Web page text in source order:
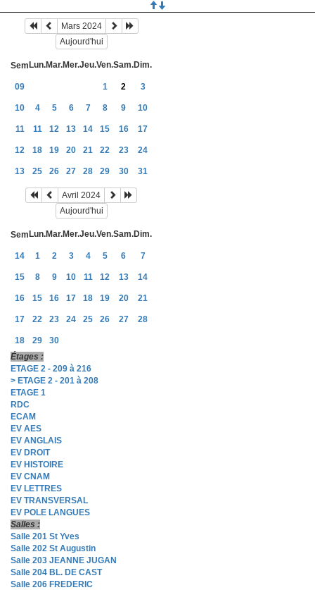
Mars 2024
Aujourd'hui
Sem Lun.Mar.Mer.Jeu.Ven.Sam.Dim.
09 1 2 3
10 4 5 6 7 8 9 10
11 11 12 13 14 15 16 17
12 18 19 20 21 22 23 24
13 25 26 27 28 29 30 31
Avril 2024
Aujourd'hui
Sem Lun.Mar.Mer.Jeu.Ven.Sam.Dim.
14 1 2 3 4 5 6 7
15 8 9 10 11 12 13 14
16 15 16 17 18 19 20 21
17 22 23 24 25 26 27 28
18 29
30
Étages :
ETAGE 2 - 209 à 216
> ETAGE 2 - 201 à 208
ETAGE 1
RDC
ECAM
EV AES
EV ANGLAIS
EV DROIT
EV HISTOIRE
EV CNAM
EV LETTRES
EV TRANSVERSAL
EV POLE LANGUES
Salles :
Salle 201 St Yves
Salle 202 St Augustin
Salle 203 JEANNE JUGAN
Salle 204 BL. DE CAST
Salle 206 FREDERIC